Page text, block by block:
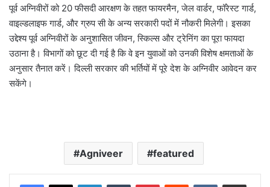
पूर्व अग्निवीरों को 20 फीसदी आरक्षण के तहत फायरमैन, जेल वार्डर, फॉरेस्ट गार्ड,
वाइल्डलाइफ गार्ड, और ग्रुप सी के अन्य सरकारी पदों में नौकरी मिलेगी। इसका
उद्देश्य पूर्व अग्निवीरों के अनुशासित जीवन, स्किल्स और ट्रेनिंग का पूरा फायदा
उठाना है। विभागों को छूट दी गई है कि वे इन युवाओं को उनकी विशेष क्षमताओं के
अनुसार तैनात करें। दिल्ली सरकार की भर्तियों में पूरे देश के अग्निवीर आवेदन कर
सकेंगे।
Agniveer featured
LinkedInTumblr PinterestReddit VKontakteShare via Email